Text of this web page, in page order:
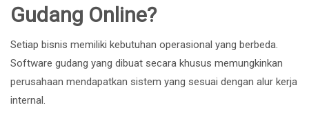
Gudang Online?
Setiap bisnis memiliki kebutuhan operasional yang berbeda.
Software gudang yang dibuat secara khusus memungkinkan
perusahaan mendapatkan sistem yang sesuai dengan alur kerja
internal.